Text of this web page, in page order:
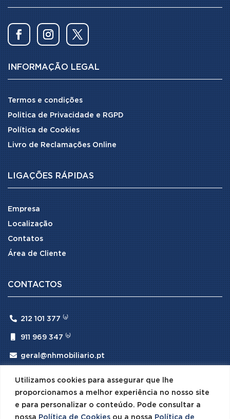
Utilizamos cookies para assegurar que lhe
proporcionamos a melhor experiência no nosso site
e para personalizar o conteúdo. Pode consultar a
nossa Política de Cookies ou a nossa Política de
INFORMAÇÃO LEGAL
Termos e condições
Politica de Privacidade e RGPD
Política de Cookies
Livro de Reclamações Online
LIGAÇÕES RÁPIDAS
Empresa
Localização
Contatos
Área de Cliente
CONTACTOS
 212 101 377 ⁽ᵃ⁾
911 969 347 ⁽ᵇ⁾
 geral@nhmobiliario.pt